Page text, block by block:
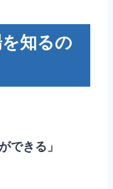
知るの
できる」